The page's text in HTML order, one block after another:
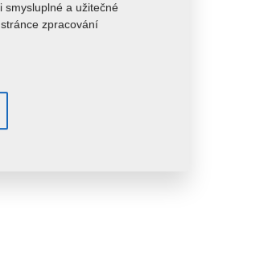
smysluplné a užitečné
zpracování